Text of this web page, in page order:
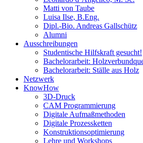
Matti von Taube
Luisa Ilse, B.Eng.
Dipl.-Bio. Andreas Gallschütz
Alumni
Ausschreibungen
Studentische Hilfskraft gesucht!
Bachelorarbeit:
Bachelorarbeit: Ställe aus Holz
Netzwerk
KnowHow
3D-Druck
CAM Programmierung
Digitale Aufmaßmethoden
Digitale Prozessketten
Konstruktionsoptimierung
Lehre und Workshops